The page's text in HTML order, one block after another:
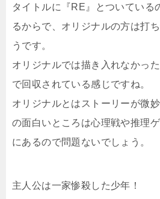
タイトルに『RE』とついている
るからで、オリジナルの方は打
うです。
オリジナルでは描き入れなかっ
で回収されている感じですね。
オリジナルとはストーリーが微
の面白いところは心理戦や推理
にあるので問題ないでしょう。
主人公は一家惨殺した少年！